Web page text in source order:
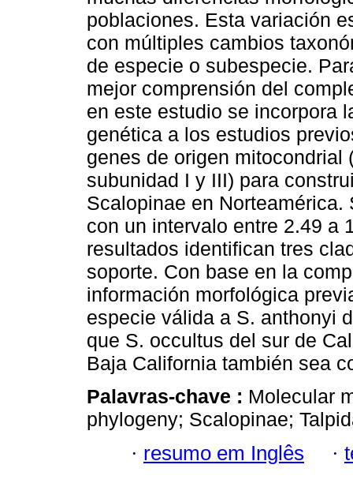
poblaciones. Esta variación
con múltiples cambios
de especie o subespecie.
mejor comprensión del
en este estudio se incorpora
genética a los estudios
genes de origen
subunidad I y III) para
Scalopinae en
con un intervalo entre 2.49 a
resultados identifican tres
soporte. Con base en la
información morfológica
especie válida a S. anthonyi
que S. occultus del sur de
Baja California también sea
Palavras-chave : Molecular
phylogeny; Scalopinae;
· resumo em Inglês ·